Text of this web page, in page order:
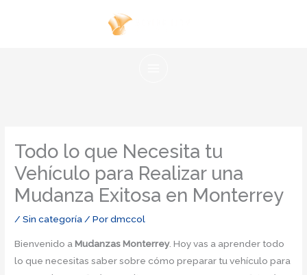
Todo lo que Necesita tu
Vehículo para Realizar una
Mudanza Exitosa en Monterrey
/Sin categoría/ Pordmccol
Bienvenido aMudanzas Monterrey. Hoy vas a aprender todo
lo que necesitas saber sobre cómo preparar tu vehículo para